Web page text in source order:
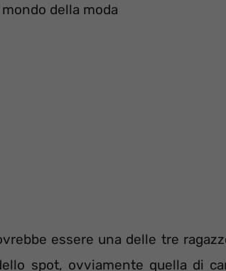
della moda
essere una delle tre
spot, ovviamente quella di